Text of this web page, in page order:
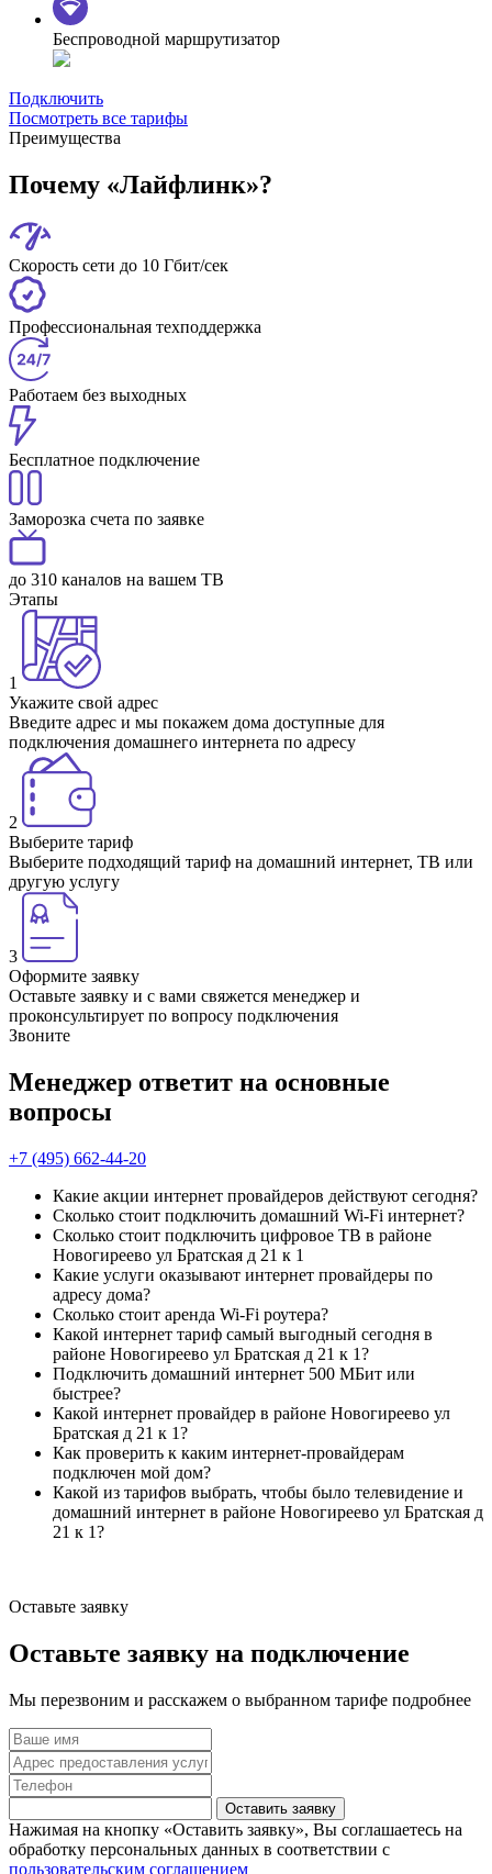
Беспроводной маршрутизатор
Подключить
Посмотреть все тарифы
Преимущества
Почему «Лайфлинк»?
Скорость сети до 10 Гбит/сек
Профессиональная техподдержка
Работаем без выходных
Бесплатное подключение
Заморозка счета по заявке
до 310 каналов на вашем ТВ
Этапы
1
Укажите свой адрес
Введите адрес и мы покажем дома доступные для
подключения домашнего интернета по адресу
2
Выберите тариф
Выберите подходящий тариф на домашний интернет, ТВ или
другую услугу
3
Оформите заявку
Оставьте заявку и с вами свяжется менеджер и
проконсультирует по вопросу подключения
Звоните
Менеджер ответит на основные
вопросы
+7 (495) 662-44-20
Какие акции интернет провайдеров действуют сегодня?
Сколько стоит подключить домашний Wi-Fi интернет?
Сколько стоит подключить цифровое ТВ в районе
Новогиреево ул Братская д 21 к 1
Какие услуги оказывают интернет провайдеры по
адресу дома?
Сколько стоит аренда Wi-Fi роутера?
Какой интернет тариф самый выгодный сегодня в
районе Новогиреево ул Братская д 21 к 1?
Подключить домашний интернет 500 МБит или
быстрее?
Какой интернет провайдер в районе Новогиреево ул
Братская д 21 к 1?
Как проверить к каким интернет-провайдерам
подключен мой дом?
Какой из тарифов выбрать, чтобы было телевидение и
домашний интернет в районе Новогиреево ул Братская д
21 к 1?
Оставьте заявку
Оставьте заявку на подключение
Мы перезвоним и расскажем о выбранном тарифе подробнее
Оставить заявку
Нажимая на кнопку «Оставить заявку», Вы соглашаетесь на
обработку персональных данных в соответствии с
пользовательским соглашением